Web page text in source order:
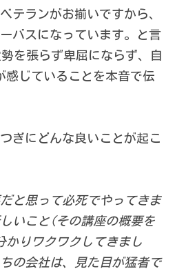
テランがお揃いですから、
バスになっています。と言
を張らず卑屈にならず、自
じていることを本音で伝
ぎにどんな良いことが起こ
と思って必死でやってきま
いこと(その講座の概要を
かりワクワクしてきまし
ちの会社は、見た目が猛者で